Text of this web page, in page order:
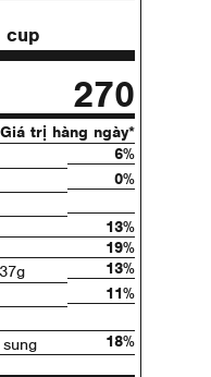
cup
270
trị hàng ngày*
6%
0%
13%
19%
37g
13%
11%
18%